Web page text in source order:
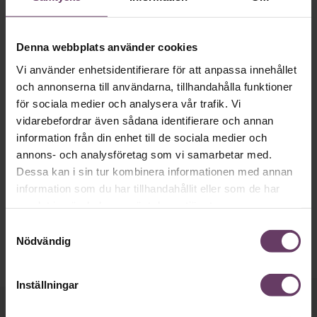
Denna webbplats använder cookies
Vi använder enhetsidentifierare för att anpassa innehållet
och annonserna till användarna, tillhandahålla funktioner
för sociala medier och analysera vår trafik. Vi
vidarebefordrar även sådana identifierare och annan
information från din enhet till de sociala medier och
annons- och analysföretag som vi samarbetar med.
Dessa kan i sin tur kombinera informationen med annan
information som du har tillhandahållit eller som de har
Nödvändig
Inställningar
PROGRAMANSVARIG
Öjvind Sterner
Öjvind Sterner har lång erfarenhet från produktion i olika
chefs- och ledarbefattningar. Öjvind är programansvarig
för Chefakademins produktionsinriktade öppna och
företagsinterna ledarutvecklingsprogram i Sverige såväl
som internationellt.